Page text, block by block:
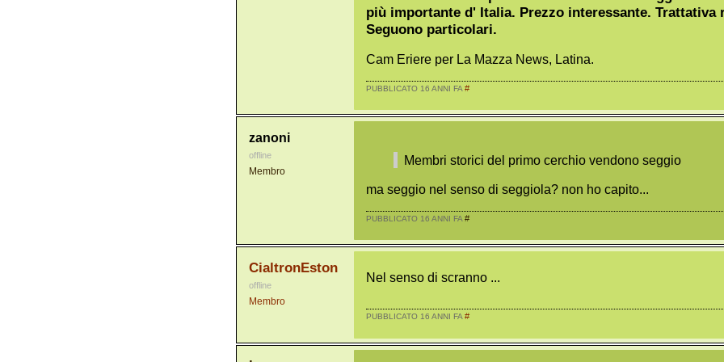
più importante d' Italia. Prezzo interessante. Trattativa
Seguono particolari.
Cam Eriere per La Mazza News, Latina.
PUBBLICATO 16 ANNI FA #
zanoni
offline
Membro
Membri storici del primo cerchio vendono seggio
ma seggio nel senso di seggiola? non ho capito...
PUBBLICATO 16 ANNI FA #
CialtronEston
offline
Membro
Nel senso di scranno ...
PUBBLICATO 16 ANNI FA #